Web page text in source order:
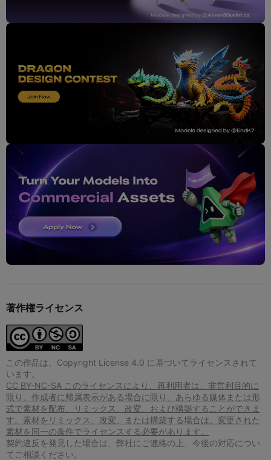
著作権ライセンス
この作品は、Copyright License 4.0 に基づいてライセンスされて
います。
CC BY-NC-SA このライセンスにより、再利用者は、非営利目的に
限り、作成者に帰属表示がある場合に限り、あらゆる媒体または形
式で素材を配布、リミックス、改変、および構築することができま
す。素材をリミックス、改変、または構築する場合は、変更された
素材を同一の条件でライセンスする必要があります。
契約違反を発見した場合は、弊社にご連絡の上、今後の対応につい
てご相談ください。